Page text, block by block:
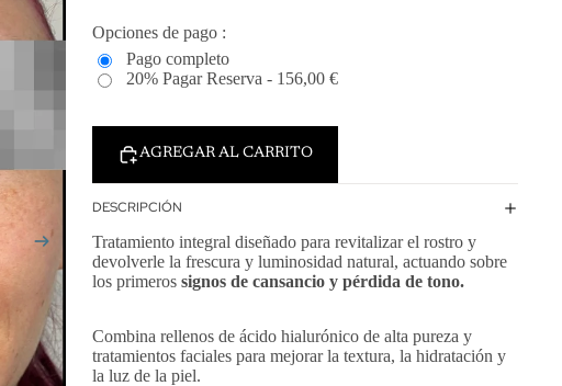
Opciones de pago :
Pago completo
20% Pagar Reserva - 156,00 €
AGREGAR AL CARRITO
DESCRIPCIÓN
Tratamiento integral diseñado para revitalizar el rostro y
devolverle la frescura y luminosidad natural, actuando sobre
los primeros signos de cansancio y pérdida de tono.
Combina rellenos de ácido hialurónico de alta pureza y
tratamientos faciales para mejorar la textura, la hidratación y
la luz de la piel.